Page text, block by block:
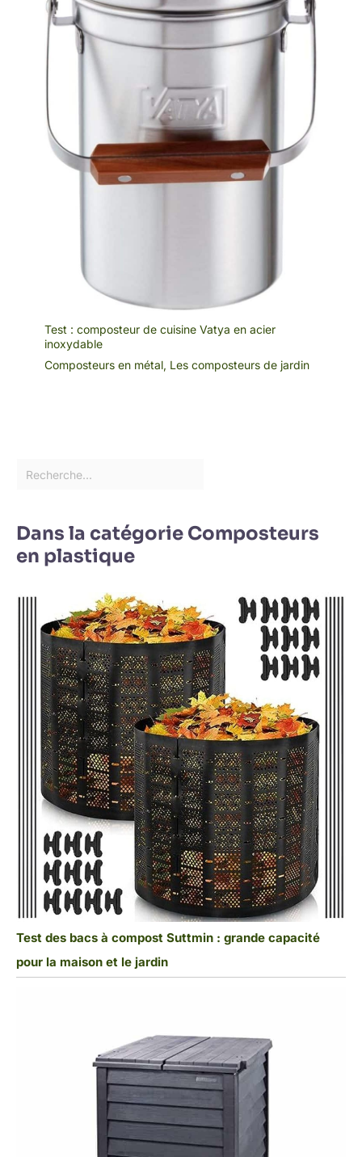
Test : composteur de cuisine Vatya en acier
inoxydable
Composteurs en métal, Les composteurs de jardin
Dans la catégorie Composteurs
en plastique
Test des bacs à compost Suttmin : grande capacité
pour la maison et le jardin